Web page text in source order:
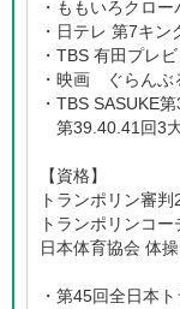
・ももいろクロ
・日テレ 第7キ
・TBS 有田プレ
・映画 ぐらん
・TBS SASUKE
第39.40.41回3
【資格】
トランポリン審判
トランポリンコー
日本体育協会 体
・第45回全日本